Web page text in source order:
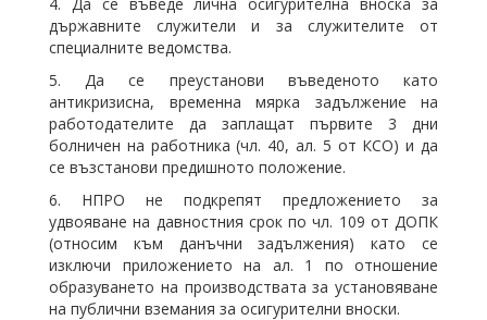
държавните служители и за служителите от
специалните ведомства.
5. Да се преустанови въведеното като
антикризисна, временна мярка задължение на
работодателите да заплащат първите 3 дни
болничен на работника (чл. 40, ал. 5 от КСО) и да
се възстанови предишното положение.
6. НПРО не подкрепят предложението за
удвояване на давностния срок по чл. 109 от ДОПК
(относим към данъчни задължения) като се
изключи приложението на ал. 1 по отношение
образуването на производствата за установяване
на публични вземания за осигурителни вноски.